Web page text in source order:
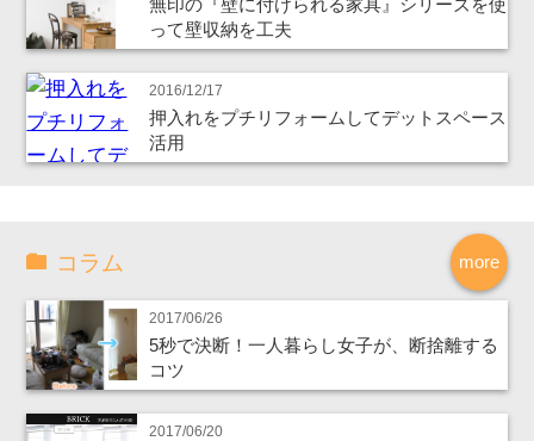
って壁収納を工夫
2016/12/17
押入れをプチリフォームしてデットスペース
活用
more
コラム
2017/06/26
5秒で決断！一人暮らし女子が、断捨離する
コツ
2017/06/20